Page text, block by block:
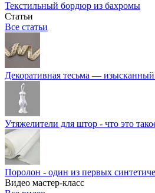
Текстильный бордюр из бахромы
Статьи
Все статьи
Декоративная тесьма —
Утяжелители для штор - что это
Поролон - один из первых
Видео мастер-класс